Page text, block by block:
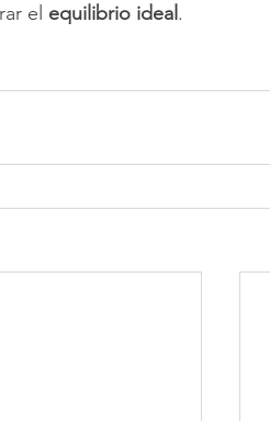
el equilibrio ideal .